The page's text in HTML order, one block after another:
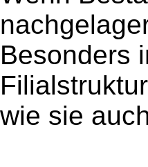
Besonders
wie sie